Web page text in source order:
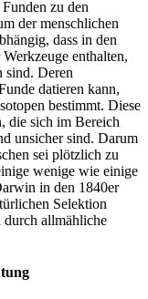
zu den
der menschlichen
dass in den
enthalten,
sind. Deren
datieren kann,
bestimmt. Diese
die sich im Bereich
unsicher sind. Darum
sei plötzlich zu
wenige wie einige
in den 1840er
Selektion
durch allmähliche